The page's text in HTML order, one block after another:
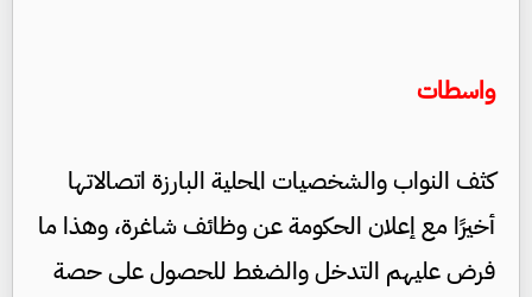
واسطات
كثف النواب والشخصيات المحلية البارزة اتصالاتها
أخيرًا مع إعلان الحكومة عن وظائف شاغرة، وهذا ما
فرض عليهم التدخل والضغط للحصول على حصة